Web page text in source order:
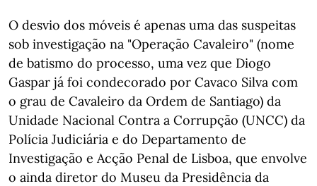
O desvio dos móveis é apenas uma das suspeitas
sob investigação na "Operação Cavaleiro" (nome
de batismo do processo, uma vez que Diogo
Gaspar já foi condecorado por Cavaco Silva com
o grau de Cavaleiro da Ordem de Santiago) da
Unidade Nacional Contra a Corrupção (UNCC) da
Polícia Judiciária e do Departamento de
Investigação e Acção Penal de Lisboa, que envolve
o ainda diretor do Museu da Presidência da